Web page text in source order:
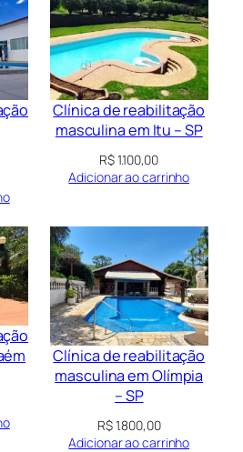
Clínica de reabilitação
masculina em Itu – SP
R$1.100,00
Adicionar ao carrinho
Clínica de reabilitação
masculina em Olímpia
– SP
R$1.800,00
Adicionar ao carrinho